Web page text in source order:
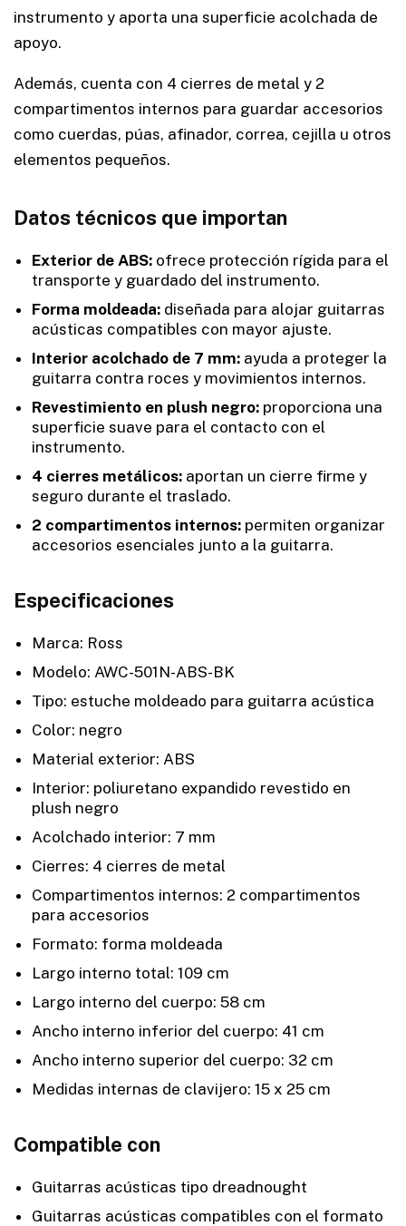
instrumento y aporta una superficie acolchada de
apoyo.
Además, cuenta con 4 cierres de metal y 2
compartimentos internos para guardar accesorios
como cuerdas, púas, afinador, correa, cejilla u otros
elementos pequeños.
Datos técnicos que importan
Exterior de ABS: ofrece protección rígida para el
transporte y guardado del instrumento.
Forma moldeada: diseñada para alojar guitarras
acústicas compatibles con mayor ajuste.
Interior acolchado de 7 mm: ayuda a proteger la
guitarra contra roces y movimientos internos.
Revestimiento en plush negro: proporciona una
superficie suave para el contacto con el
instrumento.
4 cierres metálicos: aportan un cierre firme y
seguro durante el traslado.
2 compartimentos internos: permiten organizar
accesorios esenciales junto a la guitarra.
Especificaciones
Marca: Ross
Modelo: AWC-501N-ABS-BK
Tipo: estuche moldeado para guitarra acústica
Color: negro
Material exterior: ABS
Interior: poliuretano expandido revestido en
plush negro
Acolchado interior: 7 mm
Cierres: 4 cierres de metal
Compartimentos internos: 2 compartimentos
para accesorios
Formato: forma moldeada
Largo interno total: 109 cm
Largo interno del cuerpo: 58 cm
Ancho interno inferior del cuerpo: 41 cm
Ancho interno superior del cuerpo: 32 cm
Medidas internas de clavijero: 15 x 25 cm
Compatible con
Guitarras acústicas tipo dreadnought
Guitarras acústicas compatibles con el formato